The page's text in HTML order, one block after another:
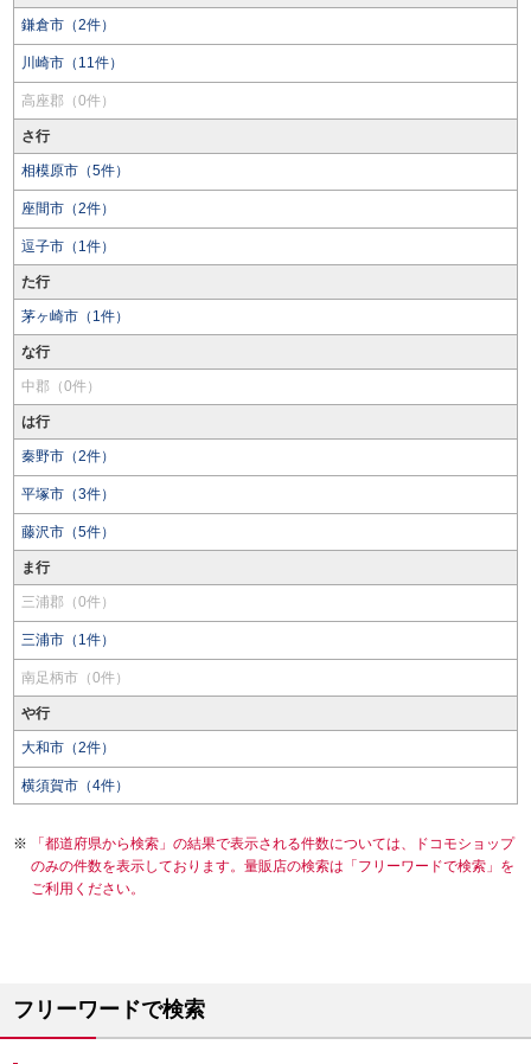
鎌倉市（2件）
川崎市（11件）
高座郡（0件）
さ行
相模原市（5件）
座間市（2件）
逗子市（1件）
た行
茅ヶ崎市（1件）
な行
中郡（0件）
は行
秦野市（2件）
平塚市（3件）
藤沢市（5件）
ま行
三浦郡（0件）
三浦市（1件）
南足柄市（0件）
や行
大和市（2件）
横須賀市（4件）
「都道府県から検索」の結果で表示される件数については、ドコモショップ
のみの件数を表示しております。量販店の検索は「フリーワードで検索」を
ご利用ください。
フリーワードで検索